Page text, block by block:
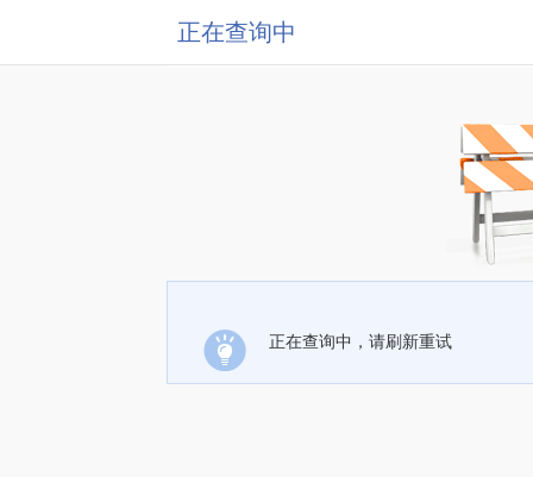
正在查询中
正在查询中，请刷新重试